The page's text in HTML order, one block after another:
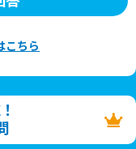
答
こちら